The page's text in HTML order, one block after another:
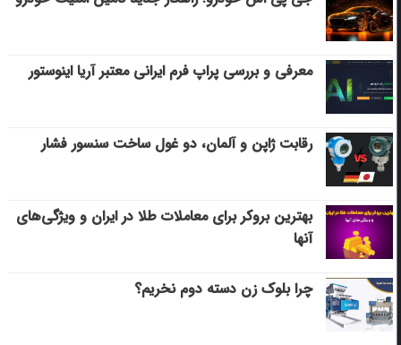
معرفی و بررسی پراپ فرم ایرانی معتبر آریا اینوستور
رقابت ژاپن و آلمان، دو غول ساخت سنسور فشار
بهترین بروکر برای معاملات طلا در ایران و ویژگی‌های
آنها
چرا بلوک زن دسته دوم نخریم؟